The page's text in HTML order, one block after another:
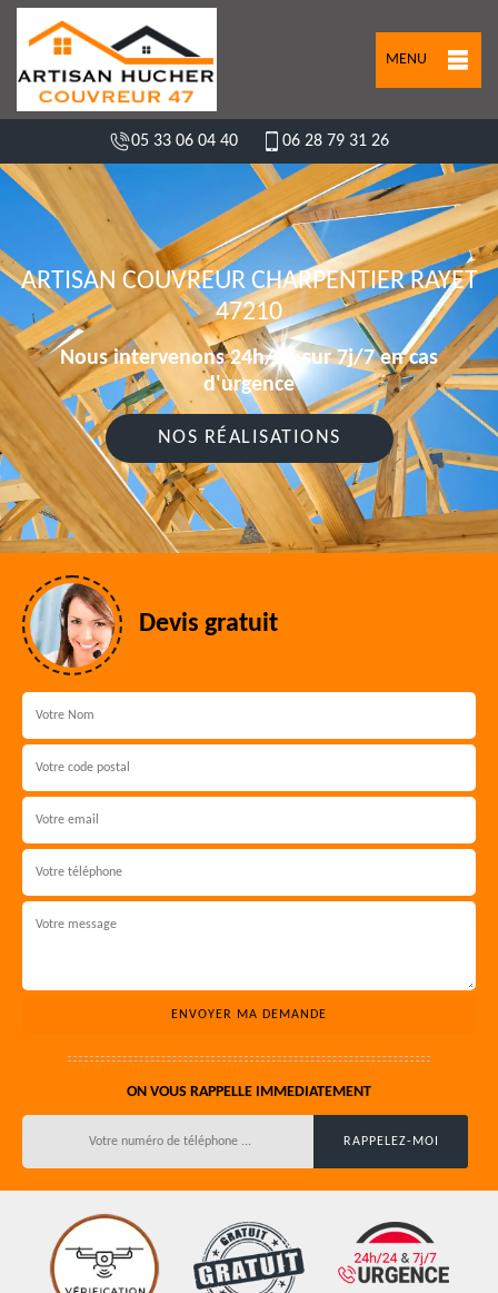
MENU
05 33 06 04 40 06 28 79 31 26
ARTISAN COUVREUR CHARPENTIER RAYET
47210
Nous intervenons 24h/24 sur 7j/7 en cas
d'urgence
NOS RÉALISATIONS
Devis gratuit
ON VOUS RAPPELLE IMMEDIATEMENT